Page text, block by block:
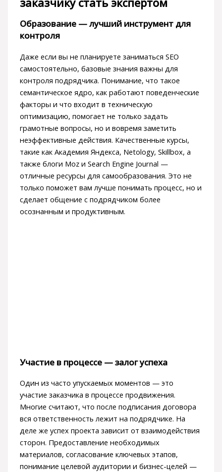
Образование — лучший инструмент для
контроля
Даже если вы не планируете заниматься SEO
самостоятельно, базовые знания важны для
контроля подрядчика. Понимание, что такое
семантическое ядро, как работают поведенческие
факторы и что входит в техническую
оптимизацию, помогает не только задать
грамотные вопросы, но и вовремя заметить
неэффективные действия. Качественные курсы,
такие как Академия Яндекса, Netology, Skillbox, а
также блоги Moz и Search Engine Journal —
отличные ресурсы для самообразования. Это не
только поможет вам лучше понимать процесс, но и
сделает общение с подрядчиком более
осознанным и продуктивным.
Участие в процессе — залог успеха
Один из часто упускаемых моментов — это
участие заказчика в процессе продвижения.
Многие считают, что после подписания договора
вся ответственность лежит на подрядчике. На
деле же успех проекта зависит от взаимодействия
сторон. Предоставление необходимых
материалов, согласование ключевых этапов,
понимание целевой аудитории и бизнес-целей —